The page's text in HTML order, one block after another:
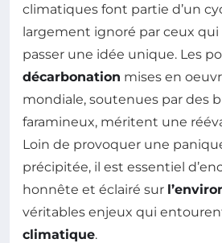
climatiques font partie d’un
largement ignoré par ceux qui
passer une idée unique. Les
décarbonation mises en
mondiale, soutenues par des
faramineux, méritent une
Loin de provoquer une
précipitée, il est essentiel
honnête et éclairé sur
véritables enjeux qui
climatique.